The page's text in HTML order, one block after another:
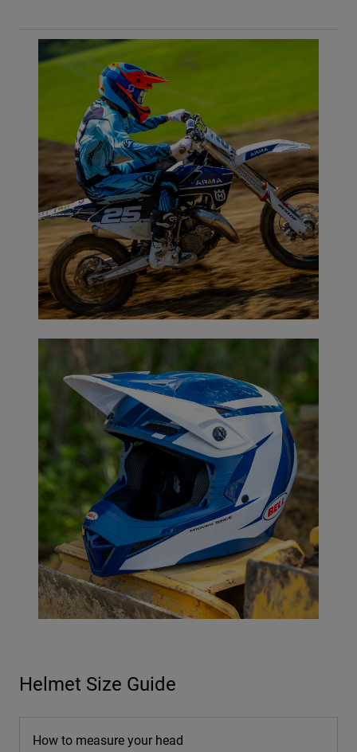
Helmet Size Guide
How to measure your head